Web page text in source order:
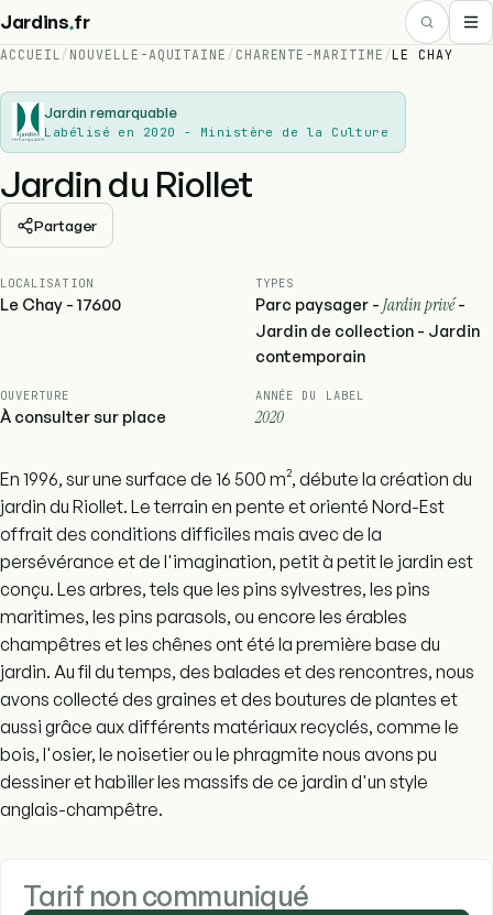
Jardins.fr
ACCUEIL/ NOUVELLE-AQUITAINE / CHARENTE-MARITIME /LE CHAY
Jardin remarquable
Labélisé en 2020 - Ministère de la Culture
Jardin du Riollet
Partager
LOCALISATION
Le Chay - 17600
TYPES
Parc paysager - Jardin privé-
Jardin de collection - Jardin
contemporain
OUVERTURE
À consulter sur place
ANNÉE DU LABEL
2020
En 1996, sur une surface de 16 500 m², débute la création du
jardin du Riollet. Le terrain en pente et orienté Nord-Est
offrait des conditions difficiles mais avec de la
persévérance et de l'imagination, petit à petit le jardin est
conçu. Les arbres, tels que les pins sylvestres, les pins
maritimes, les pins parasols, ou encore les érables
champêtres et les chênes ont été la première base du
jardin. Au fil du temps, des balades et des rencontres, nous
avons collecté des graines et des boutures de plantes et
aussi grâce aux différents matériaux recyclés, comme le
bois, l'osier, le noisetier ou le phragmite nous avons pu
dessiner et habiller les massifs de ce jardin d'un style
anglais-champêtre.
Tarif non communiqué